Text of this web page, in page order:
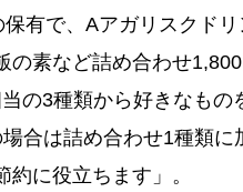
有で、Aアガリスクド
の素など詰め合わせ
の3種類から好きなも
合は詰め合わせ1種類
に役立ちます」。